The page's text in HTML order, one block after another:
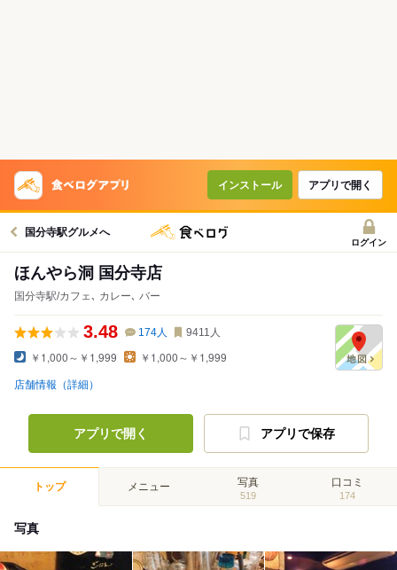
インストール アプリで開く
国分寺駅グルメへ
ログイン
ほんやら洞 国分寺店
国分寺駅/カフェ､ カレー､ バー
3.48 174人 9411 人
￥1,000～￥1,999 ￥1,000～￥1,999
店舗情報（詳細）
アプリで開く アプリで保存
トップ メニュー 写真
519
口コミ
174
写真